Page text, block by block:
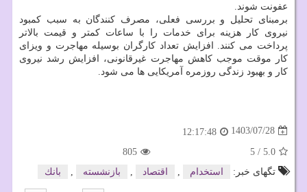
عفونت شوند.
برمبنای تحلیل و بررسی فعلی، مصرف کنندگان به سبب کمبود
نیروی کار هزینه برای خدمات را با ساعات کمتر و قیمت بالاتر
پرداخت می کنند. افزایش تعداد کارگران بوسیله مهاجرت و ویزای
کار موقت موجب کاهش مهاجرت غیرقانونی، افزایش رشد نیروی
کار و بهبود زندگی روزمره آمریکایی ها می شود.
1403/07/28
12:17:48
5.0
/
5
805
تگهای خبر:
استخدام اقتصاد بازنشسته بانك